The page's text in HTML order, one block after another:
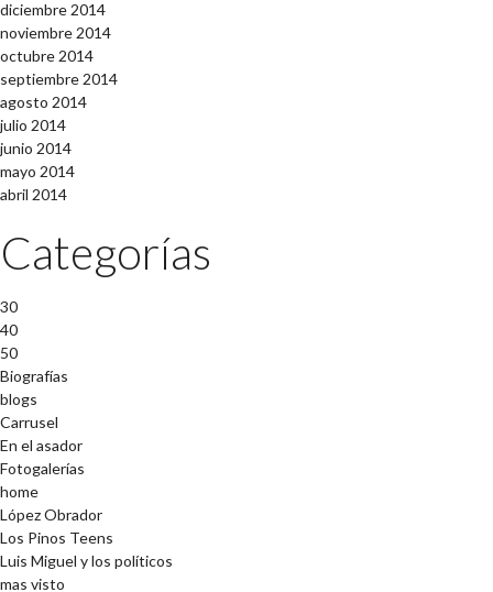
diciembre 2014
noviembre 2014
octubre 2014
septiembre 2014
agosto 2014
julio 2014
junio 2014
mayo 2014
abril 2014
Categorías
30
40
50
Biografías
blogs
Carrusel
En el asador
Fotogalerías
home
López Obrador
Los Pinos Teens
Luis Miguel y los políticos
mas visto